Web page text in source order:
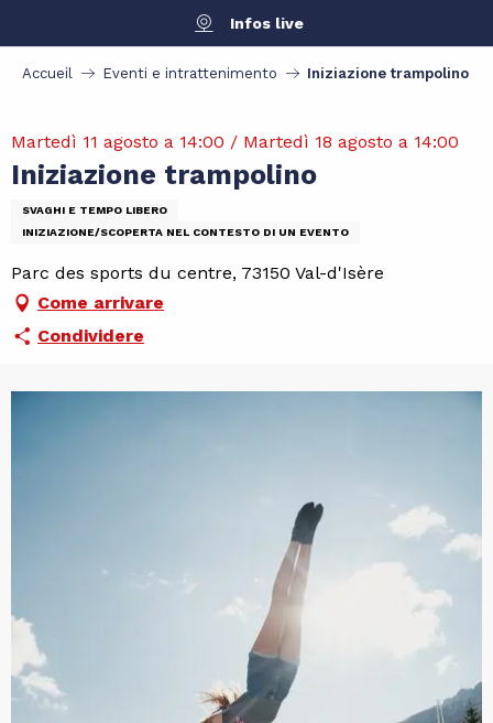
contenu
Infos live
Accueil Eventi e intrattenimento Iniziazione trampolino
Martedì 11 agosto a 14:00 / Martedì 18 agosto a 14:00
Iniziazione trampolino
SVAGHI E TEMPO LIBERO
INIZIAZIONE/SCOPERTA NEL CONTESTO DI UN EVENTO
Parc des sports du centre, 73150 Val-d'Isère
Come arrivare
Condividere